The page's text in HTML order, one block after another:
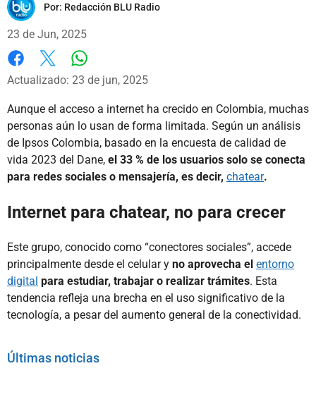
Por: Redacción BLU Radio
23 de Jun, 2025
Facebook
X
Actualizado: 23 de jun, 2025
Aunque el acceso a internet ha crecido en Colombia, muchas
personas aún lo usan de forma limitada. Según un análisis
de Ipsos Colombia, basado en la encuesta de calidad de
vida 2023 del Dane, el 33 % de los usuarios solo se conecta
para redes sociales o mensajería, es decir, chatear.
Internet para chatear, no para crecer
Este grupo, conocido como “conectores sociales”, accede
principalmente desde el celular y no aprovecha el entorno
digital para estudiar, trabajar o realizar trámites. Esta
tendencia refleja una brecha en el uso significativo de la
tecnología, a pesar del aumento general de la conectividad.
Últimas noticias